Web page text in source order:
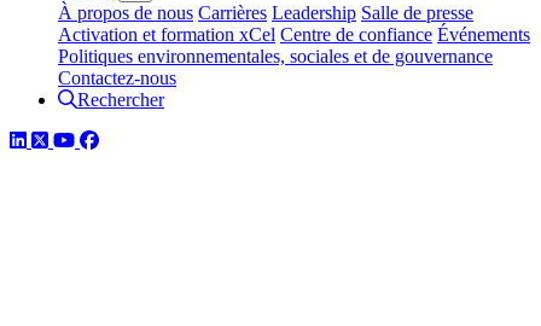
À propos de nous Carrières Leadership Salle de presse
Activation et formation xCel Centre de confiance Événements
Politiques environnementales, sociales et de gouvernance
Contactez-nous
Rechercher
LinkedIn
TwitterYouTube
Facebook